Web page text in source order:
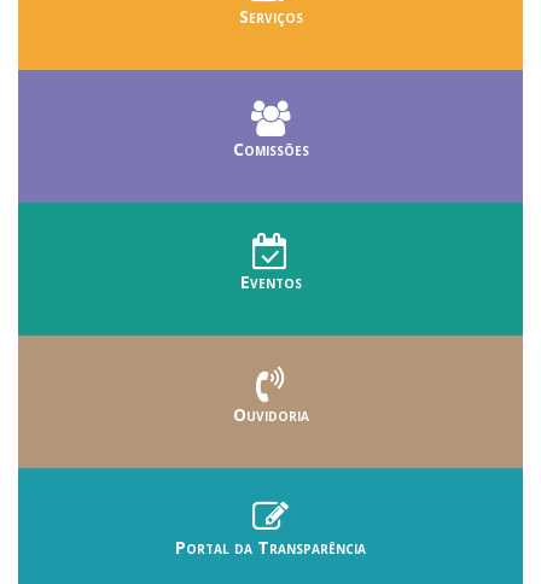
Serviços
Comissões
Eventos
Ouvidoria
Portal da Transparência